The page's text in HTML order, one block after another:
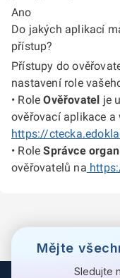
Ano
Do jakých aplikací
přístup?
Přístupy do
nastavení role
• RoleOvěřovatel je
ověřovací aplikace a
https://
• RoleSprávce
ověřovatelů na
Mějte
Sledujte